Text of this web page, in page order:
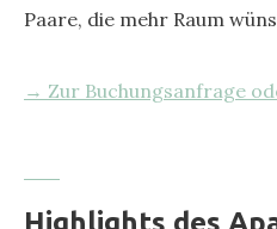
Paare, die mehr Raum
→ Zur Buchungsanfrage